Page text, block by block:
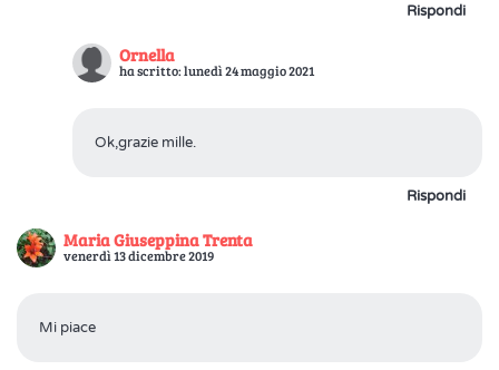
Rispondi
Ornella
ha scritto: lunedì 24 maggio 2021
Ok,grazie mille.
Rispondi
Maria Giuseppina Trenta
venerdì 13 dicembre 2019
Mi piace